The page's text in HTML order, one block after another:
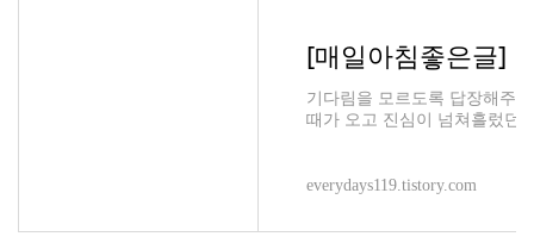
[매일아침좋은글]
기다림을 모르도록 답장해주
때가 오고 진심이 넘쳐흘렀던
everydays119.tistory.com